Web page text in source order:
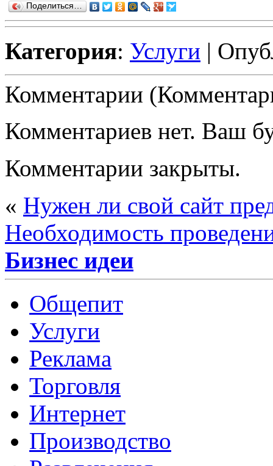
Поделиться…
Категория: Услуги |
Комментарии
Комментариев нет. Ваш
Комментарии закрыты.
« Нужен ли свой сайт
Необходимость
Бизнес идеи
Общепит
Услуги
Реклама
Торговля
Интернет
Производство